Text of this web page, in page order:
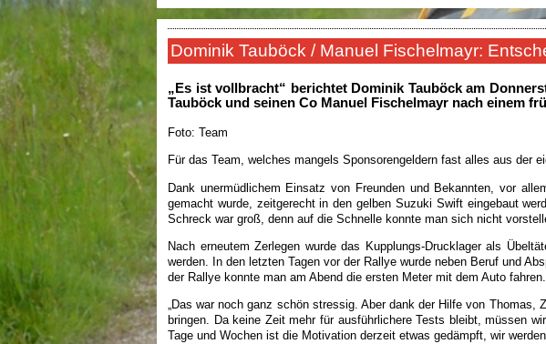
Dominik Tauböck / Manuel Fischelmayr:
„Es ist vollbracht“ berichtet Dominik Tauböck am
Tauböck und seinen Co Manuel Fischelmayr nach einem
Foto: Team
Für das Team, welches mangels Sponsorengeldern fast alles aus der
Dank unermüdlichem Einsatz von Freunden und Bekannten, vor
gemacht wurde, zeitgerecht in den gelben Suzuki Swift eingebaut
Schreck war groß, denn auf die Schnelle konnte man sich nicht
Nach erneutem Zerlegen wurde das Kupplungs-Drucklager als
werden. In den letzten Tagen vor der Rallye wurde neben Beruf und
der Rallye konnte man am Abend die ersten Meter mit dem Auto
„Das war noch ganz schön stressig. Aber dank der Hilfe von
bringen. Da keine Zeit mehr für ausführlichere Tests bleibt, müssen
Tage und Wochen ist die Motivation derzeit etwas gedämpft, wir